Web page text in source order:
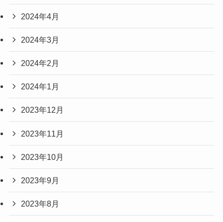
2024年4月
2024年3月
2024年2月
2024年1月
2023年12月
2023年11月
2023年10月
2023年9月
2023年8月